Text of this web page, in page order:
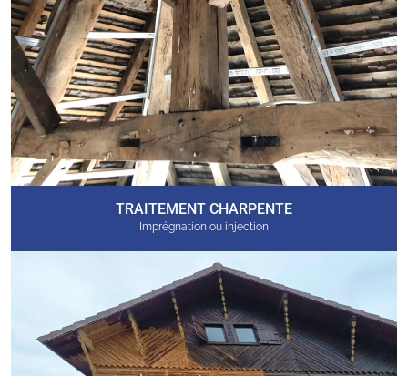
TRAITEMENT CHARPENTE
Imprégnation ou injection